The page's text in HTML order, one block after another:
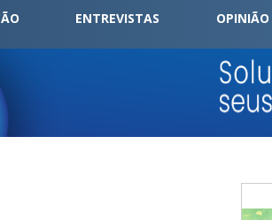
ENTREVISTAS OPINIÃO